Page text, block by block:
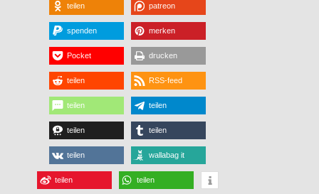
teilen patreon
spenden merken
Pocket drucken
teilen RSS-feed
teilen teilen
teilen teilen
teilen wallabag it
teilen teilen